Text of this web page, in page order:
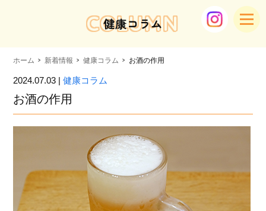
COLUMN
健康コラム
ホーム 新着情報 健康コラム お酒の作用
2024.07.03 |健康コラム
お酒の作用